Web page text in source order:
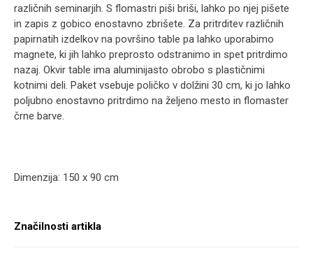
različnih seminarjih. S flomastri piši briši, lahko po njej pišete
in zapis z gobico enostavno zbrišete. Za pritrditev različnih
papirnatih izdelkov na površino table pa lahko uporabimo
magnete, ki jih lahko preprosto odstranimo in spet pritrdimo
nazaj. Okvir table ima aluminijasto obrobo s plastičnimi
kotnimi deli. Paket vsebuje poličko v dolžini 30 cm, ki jo lahko
poljubno enostavno pritrdimo na željeno mesto in flomaster
črne barve.
Dimenzija: 150 x 90 cm
Značilnosti artikla